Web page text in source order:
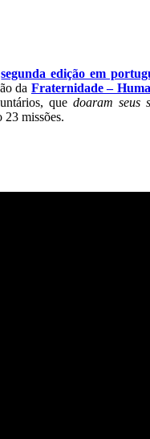
segunda edição em
da Fraternidade –
quedoaram seus
missões.